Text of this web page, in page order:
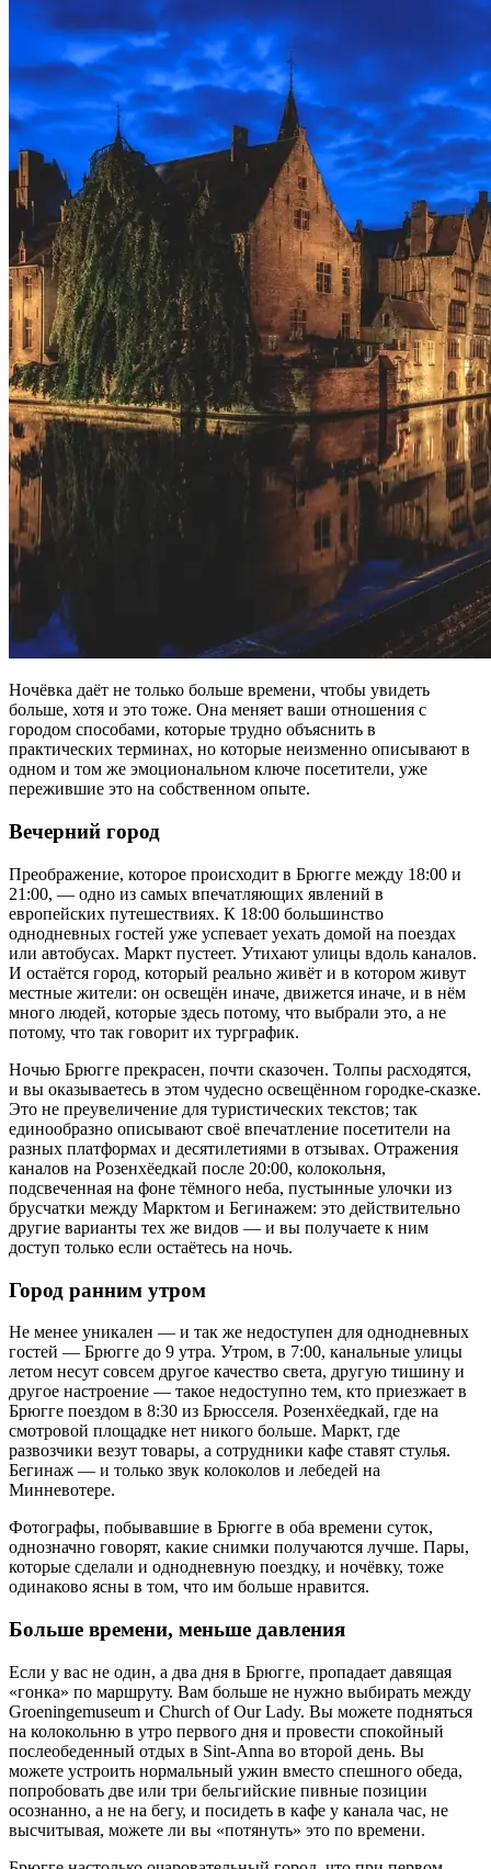
Ночёвка даёт не только больше времени, чтобы увидеть
больше, хотя и это тоже. Она меняет ваши отношения с
городом способами, которые трудно объяснить в
практических терминах, но которые неизменно описывают в
одном и том же эмоциональном ключе посетители, уже
пережившие это на собственном опыте.
Вечерний город
Преображение, которое происходит в Брюгге между 18:00 и
21:00, — одно из самых впечатляющих явлений в
европейских путешествиях. К 18:00 большинство
однодневных гостей уже успевает уехать домой на поездах
или автобусах. Маркт пустеет. Утихают улицы вдоль каналов.
И остаётся город, который реально живёт и в котором живут
местные жители: он освещён иначе, движется иначе, и в нём
много людей, которые здесь потому, что выбрали это, а не
потому, что так говорит их турграфик.
Ночью Брюгге прекрасен, почти сказочен. Толпы расходятся,
и вы оказываетесь в этом чудесно освещённом городке-сказке.
Это не преувеличение для туристических текстов; так
единообразно описывают своё впечатление посетители на
разных платформах и десятилетиями в отзывах. Отражения
каналов на Розенхёедкай после 20:00, колокольня,
подсвеченная на фоне тёмного неба, пустынные улочки из
брусчатки между Марктом и Бегинажем: это действительно
другие варианты тех же видов — и вы получаете к ним
доступ только если остаётесь на ночь.
Город ранним утром
Не менее уникален — и так же недоступен для однодневных
гостей — Брюгге до 9 утра. Утром, в 7:00, канальные улицы
летом несут совсем другое качество света, другую тишину и
другое настроение — такое недоступно тем, кто приезжает в
Брюгге поездом в 8:30 из Брюсселя. Розенхёедкай, где на
смотровой площадке нет никого больше. Маркт, где
развозчики везут товары, а сотрудники кафе ставят стулья.
Бегинаж — и только звук колоколов и лебедей на
Минневотере.
Фотографы, побывавшие в Брюгге в оба времени суток,
однозначно говорят, какие снимки получаются лучше. Пары,
которые сделали и однодневную поездку, и ночёвку, тоже
одинаково ясны в том, что им больше нравится.
Больше времени, меньше давления
Если у вас не один, а два дня в Брюгге, пропадает давящая
«гонка» по маршруту. Вам больше не нужно выбирать между
Groeningemuseum и Church of Our Lady. Вы можете подняться
на колокольню в утро первого дня и провести спокойный
послеобеденный отдых в Sint-Anna во второй день. Вы
можете устроить нормальный ужин вместо спешного обеда,
попробовать две или три бельгийские пивные позиции
осознанно, а не на бегу, и посидеть в кафе у канала час, не
высчитывая, можете ли вы «потянуть» это по времени.